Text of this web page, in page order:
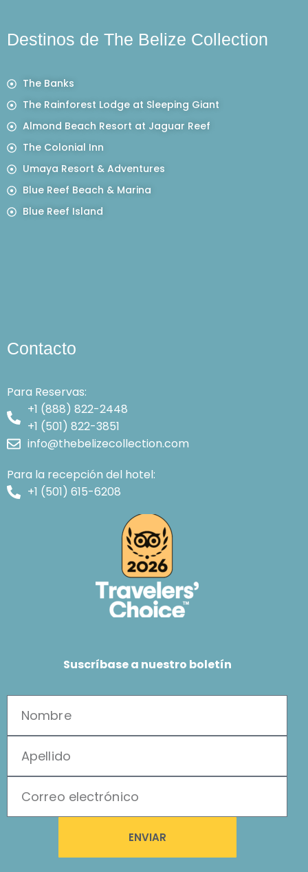
Destinos de The Belize Collection
The Banks
The Rainforest Lodge at Sleeping Giant
Almond Beach Resort at Jaguar Reef
The Colonial Inn
Umaya Resort & Adventures
Blue Reef Beach & Marina
Blue Reef Island
Contacto
Para Reservas:
+1 (888) 822-2448
+1 (501) 822-3851
info@thebelizecollection.com
Para la recepción del hotel:
+1 (501) 615-6208
Suscríbase a nuestro boletín
ENVIAR